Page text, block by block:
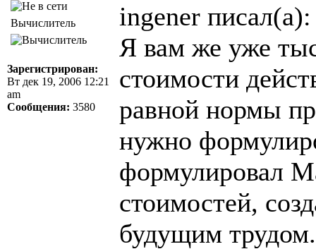
Вычислитель
Зарегистрирован:
Вт дек 19, 2006 12:21
am
Сообщения: 3580
ingener писал(а):
Я вам же уже
стоимости
равной нормы
нужно
формулировал
стоимостей,
будущим трудом.